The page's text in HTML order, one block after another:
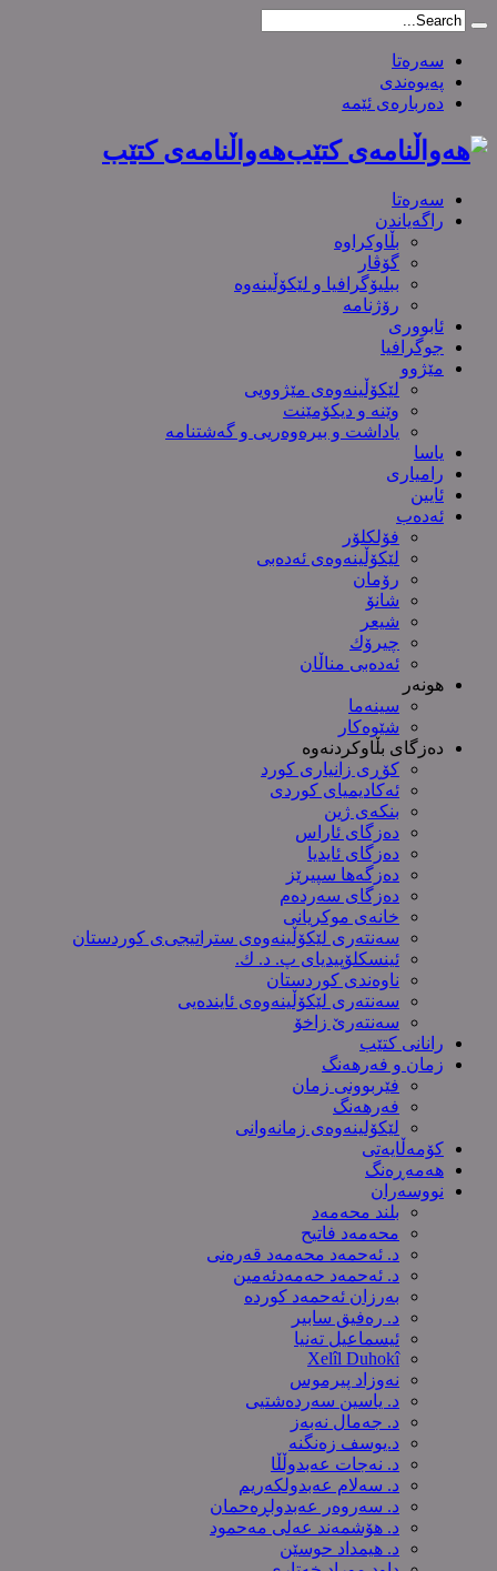
سەرەتا
پەیوەندی
دەربارەی ئێمە
هەواڵنامەی کتێب
سەرەتا
راگەیاندن
بڵاوکراوە
گۆڤار
ببلیۆگرافیا و لێکۆڵینەوە
رۆژنامە
ئابووری
جوگرافیا
مێژوو
لێکۆڵینەوەی مێژوویی
وێنە و دیکۆمێنت
یاداشت و بیره‌وه‌ریی و گەشتنامە
یاسا
رامیاری
ئایین
ئەدەب
فۆلکلۆر
لێکۆڵینەوەی ئەدەبی
رۆمان
شانۆ
شیعر
چیرۆك
ئەدەبی مناڵان
هونەر
سینەما
شێوەکار
دەزگای بڵاوکردنەوە
کۆڕی زانیاری کورد
ئەکادیمیای کوردی
بنکەی ژین
دەزگای ئاراس
دەزگای ئایدیا
دەزگەها سپیرێز
دەزگای سەردەم
خانەی موکریانی
سەنتەری لێكۆڵینەوەی ستراتیجی‌ی كوردستان
ئینسکلۆپیدیای پ. د. ك.
ناوەندی کوردستان
سەنتەری لێکۆڵینەوەى ئایندەیی
سەنتەرێ زاخۆ
رانانی کتێب
زمان و فەرهەنگ
فێربوونی زمان
فەرهەنگ
لێکۆلینەوەی زمانەوانی
کۆمەڵایەتی
هەمەڕەنگ
نووسەران
بلند محەمەد
محەمەد فاتیح
د. ئەحمەد محەمەد قەرەنی
د. ئەحمەد حەمەدئەمین
بەرزان ئەحمەد کورده
د. رەفیق سابیر
ئیسماعیل تەنیا
Xelîl Duhokî
نەوزاد پیرموس
د. یاسین سەردەشتیی
د. جەمال نەبەز
د.یوسف زه‌نگنه‌
د. نەجات عەبدوڵڵا
د. سەلام عەبدولكەریم
د. سەروەر عەبدولڕەحمان
د. هۆشمەند عەلی مەحمود
د. هیمداد حوسێن